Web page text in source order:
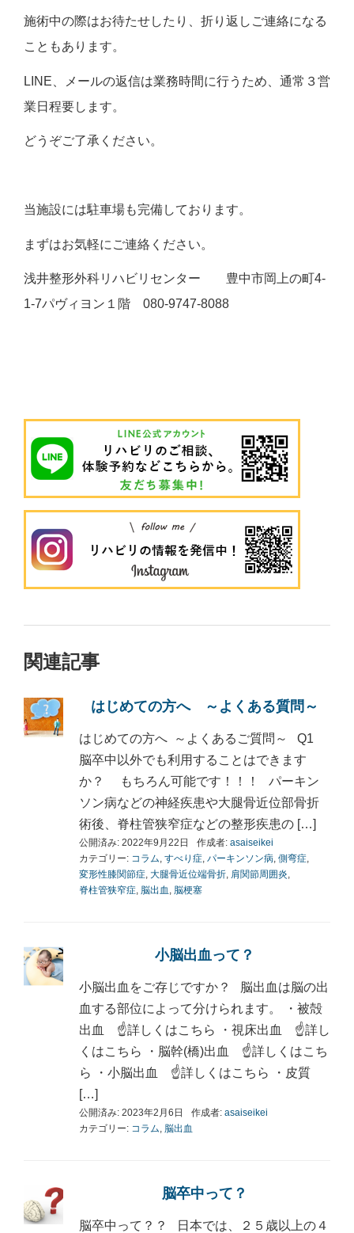
施術中の際はお待たせしたり、折り返しご連絡になる
こともあります。
LINE、メールの返信は業務時間に行うため、通常３営
業日程要します。
どうぞご了承ください。
当施設には駐車場も完備しております。
まずはお気軽にご連絡ください。
浅井整形外科リハビリセンター 豊中市岡上の町4-
1-7パヴィヨン１階 080-9747-8088
関連記事
はじめての方へ ～よくある質問～
はじめての方へ ～よくあるご質問～ Q1
脳卒中以外でも利用することはできます
か？ もちろん可能です！！！ パーキン
ソン病などの神経疾患や大腿骨近位部骨折
術後、脊柱管狭窄症などの整形疾患の […]
公開済み: 2022年9月22日 作成者: asaiseikei
カテゴリー: コラム, すべり症, パーキンソン病, 側弯症,
変形性膝関節症, 大腿骨近位端骨折, 肩関節周囲炎,
脊柱管狭窄症, 脳出血 , 脳梗塞
小脳出血って？
小脳出血をご存じですか？ 脳出血は脳の出
血する部位によって分けられます。 ・被殻
出血 ☝詳しくはこちら ・視床出血 ☝詳し
くはこちら ・脳幹(橋)出血 ☝詳しくはこち
ら ・小脳出血 ☝詳しくはこちら ・皮質
[…]
公開済み: 2023年2月6日 作成者: asaiseikei
カテゴリー: コラム, 脳出血
脳卒中って？
脳卒中って？？ 日本では、２５歳以上の４